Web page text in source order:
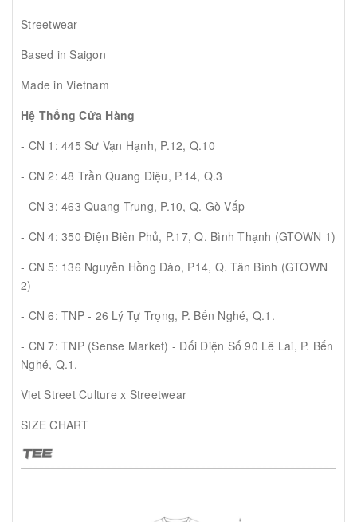
Streetwear
Based in Saigon
Made in Vietnam
Hệ Thống Cửa Hàng
- CN 1: 445 Sư Vạn Hạnh, P.12, Q.10
- CN 2: 48 Trần Quang Diệu, P.14, Q.3
- CN 3: 463 Quang Trung, P.10, Q. Gò Vấp
- CN 4: 350 Điện Biên Phủ, P.17, Q. Bình Thạnh (GTOWN 1)
- CN 5: 136 Nguyễn Hồng Đào, P14, Q. Tân Bình (GTOWN
2)
- CN 6: TNP - 26 Lý Tự Trọng, P. Bến Nghé, Q.1.
- CN 7: TNP (Sense Market) - Đối Diện Số 90 Lê Lai, P. Bến
Nghé, Q.1.
Viet Street Culture x Streetwear
SIZE CHART